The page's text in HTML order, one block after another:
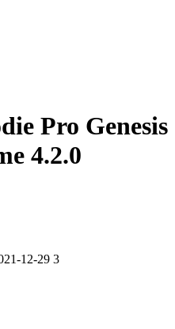
Pro Genesis
4.2.0
12-29 3